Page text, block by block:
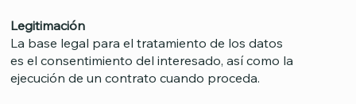
Legitimación
La base legal para el tratamiento de los datos
es el consentimiento del interesado, así como la
ejecución de un contrato cuando proceda.